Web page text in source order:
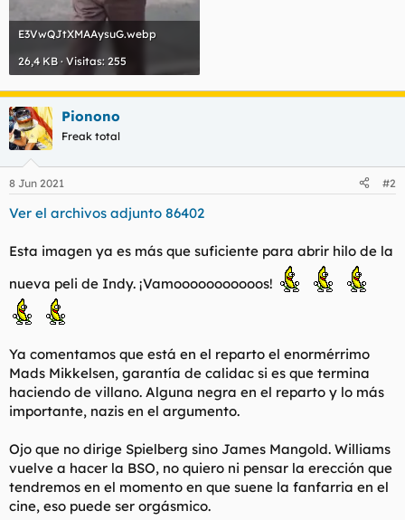
E3VwQJtXMAAysuG.webp
26,4 KB · Visitas: 255
Pionono
Freak total
8 Jun 2021 #2
Ver el archivos adjunto 86402
Esta imagen ya es más que suficiente para abrir hilo de la
nueva peli de Indy. ¡Vamooooooooooos!
Ya comentamos que está en el reparto el enormérrimo
Mads Mikkelsen, garantía de calidac si es que termina
haciendo de villano. Alguna negra en el reparto y lo más
importante, nazis en el argumento.
Ojo que no dirige Spielberg sino James Mangold. Williams
vuelve a hacer la BSO, no quiero ni pensar la erección que
tendremos en el momento en que suene la fanfarria en el
cine, eso puede ser orgásmico.